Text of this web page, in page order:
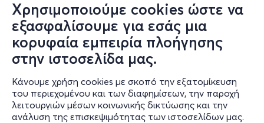
Χρησιμοποιούμε cookies ώστε να
εξασφαλίσουμε για εσάς μια
κορυφαία εμπειρία πλοήγησης
στην ιστοσελίδα μας.
Κάνουμε χρήση cookies με σκοπό την εξατομίκευση
του περιεχομένου και των διαφημίσεων, την παροχή
λειτουργιών μέσων κοινωνικής δικτύωσης και την
ανάλυση της επισκεψιμότητας των ιστοσελίδων μας.
Πληροφορίες
Υποστήριξη
Stay Connected